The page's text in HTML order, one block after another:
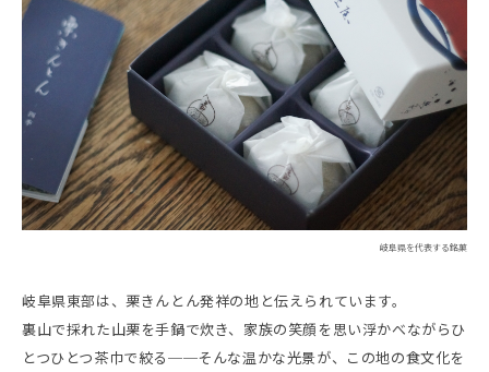
岐阜県を代表する銘菓
岐阜県東部は、栗きんとん発祥の地と伝えられています。
裏山で採れた山栗を手鍋で炊き、家族の笑顔を思い浮かべながらひ
とつひとつ茶巾で絞る──そんな温かな光景が、この地の食文化を